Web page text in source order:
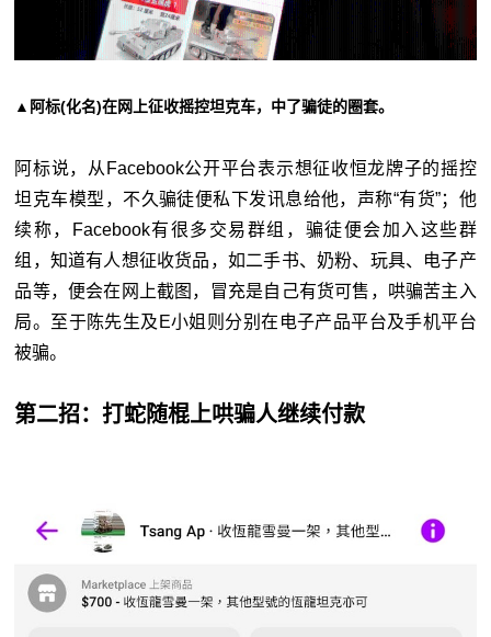
▲阿标(化名)在网上征收摇控坦克车，中了骗徒的圈套。
阿标说，从Facebook公开平台表示想征收恒龙牌子的摇控
坦克车模型，不久骗徒便私下发讯息给他，声称“有货”；他
续称，Facebook有很多交易群组，骗徒便会加入这些群
组，知道有人想征收货品，如二手书、奶粉、玩具、电子产
品等，便会在网上截图，冒充是自己有货可售，哄骗苦主入
局。至于陈先生及E小姐则分别在电子产品平台及手机平台
被骗。
第二招：打蛇随棍上哄骗人继续付款